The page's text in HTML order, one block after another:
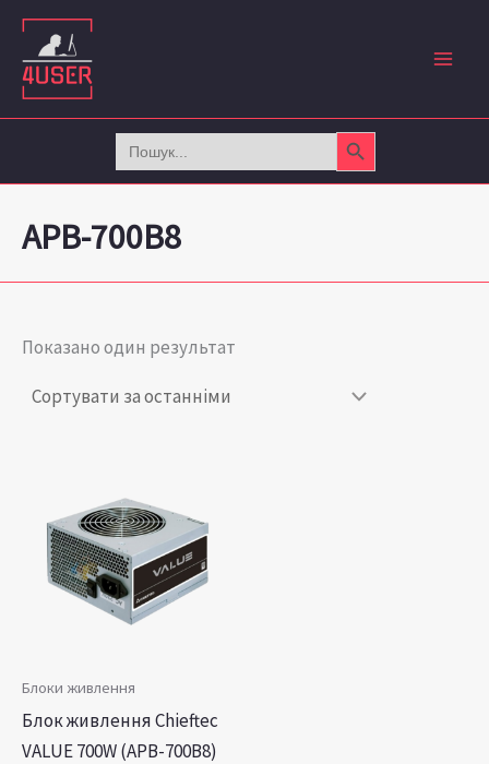
Перейти
вмісту
Search
for:
Search Button
APB-700B8
Показано один результат
Блоки живлення
Блок живлення Chieftec
VALUE 700W (APB-700B8)